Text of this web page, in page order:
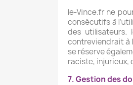
le-Vince.fr ne
consécutifs à
des utilisateurs.
contreviendrait à
se réserve
raciste, injurieux,
7. Gestion des